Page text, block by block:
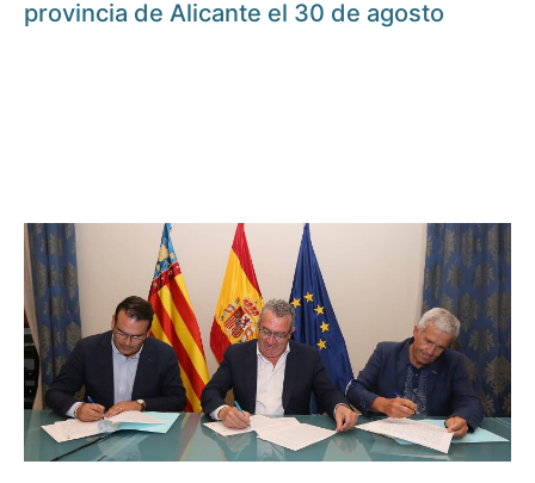
provincia de Alicante el 30 de agosto